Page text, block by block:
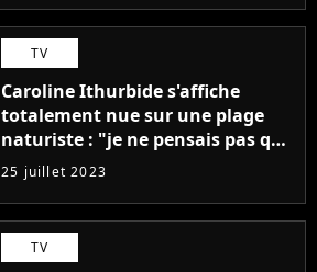
TV
Caroline Ithurbide s'affiche
totalement nue sur une plage
naturiste : "je ne pensais pas que
j'arriverais à le faire..."
25 juillet 2023
TV